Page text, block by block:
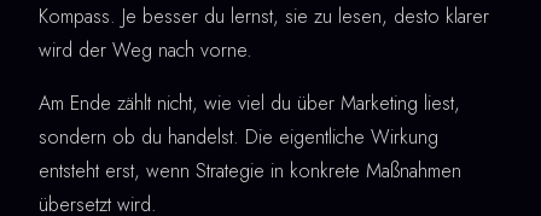
Kompass. Je besser du lernst, sie zu lesen, desto klarer
wird der Weg nach vorne.
Am Ende zählt nicht, wie viel du über Marketing liest,
sondern ob du handelst. Die eigentliche Wirkung
entsteht erst, wenn Strategie in konkrete Maßnahmen
übersetzt wird.